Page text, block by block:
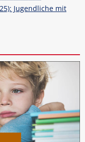
Jugendliche mit